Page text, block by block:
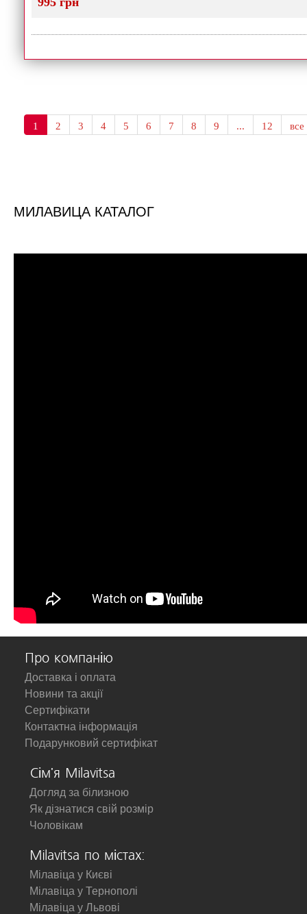
1 2 3 4 5 6 7 8 9 ... 12 все
МИЛАВИЦА КАТАЛОГ
Про компанію
Доставка і оплата
Новини та акції
Сертифікати
Контактна інформація
Подарунковий сертифікат
Сім'я Milavitsa
Догляд за білизною
Як дізнатися свій розмір
Чоловікам
Milavitsa по містах:
Мілавіца у Києві
Мілавіца у Тернополі
Мілавіца у Львові